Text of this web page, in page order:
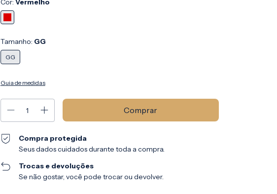
Cor: Vermelho
Tamanho: GG
GG
Guia de medidas
Compra protegida
Seus dados cuidados durante toda a compra.
Trocas e devoluções
Se não gostar, você pode trocar ou devolver.